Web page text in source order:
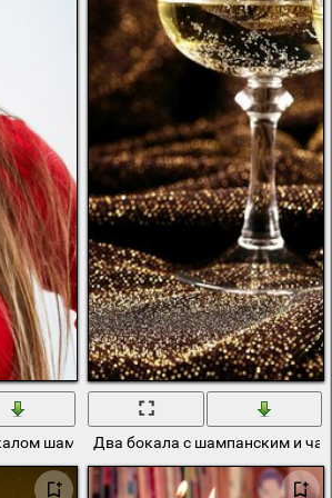
шампанскогоДва бокала с шампанским и